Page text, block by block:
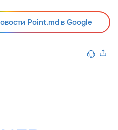
Point.md в Google